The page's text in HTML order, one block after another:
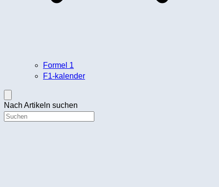
Formel 1
F1-kalender
Nach Artikeln suchen